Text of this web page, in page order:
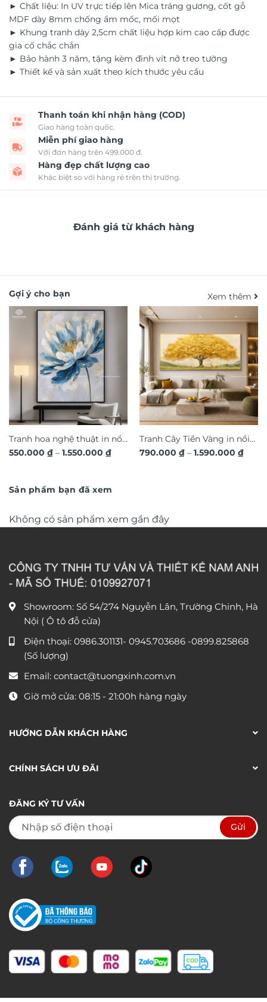
► Chất liệu: In UV trực tiếp lên Mica tráng gương, cốt gỗ
MDF dày 8mm chống ẩm mốc, mối mọt
► Khung tranh dày 2,5cm chất liệu hợp kim cao cấp được
gia cố chắc chắn
► Bảo hành 3 năm, tặng kèm đinh vít nở treo tường
► Thiết kế và sản xuất theo kích thước yêu cầu
Thanh toán khi nhận hàng (COD)
Giao hàng toàn quốc.
Miễn phí giao hàng
Với đơn hàng trên 499.000 đ.
Hàng đẹp chất lượng cao
Khác biệt so với hàng rẻ trên thị trường.
Đánh giá từ khách hàng
Gợi ý cho bạn Xem thêm
Tranh hoa nghệ thuật in nổi
3D hiệu ứng dát vàng sang
550.000 ₫ – 1.550.000 ₫Khoảng
1.550.000 ₫
Tranh Cây Tiền Vàng in nổi
3D dát vàng ánh kim sang
790.000 ₫ – 1.590.000 ₫
Sản phẩm bạn đã xem
Không có sản phẩm xem gần đây
Showroom: Số 54/274 Nguyễn Lân, Trường Chinh, Hà
Nội ( Ô tô đỗ cửa)
Điện thoại: 0986.301131- 0945.703686 -0899.825868
(Số lượng)
Email: contact@tuongxinh.com.vn
Giờ mở cửa: 08:15 - 21:00h hàng ngày
HƯỚNG DẪN KHÁCH HÀNG
CHÍNH SÁCH ƯU ĐÃI
ĐĂNG KÝ TƯ VẤN